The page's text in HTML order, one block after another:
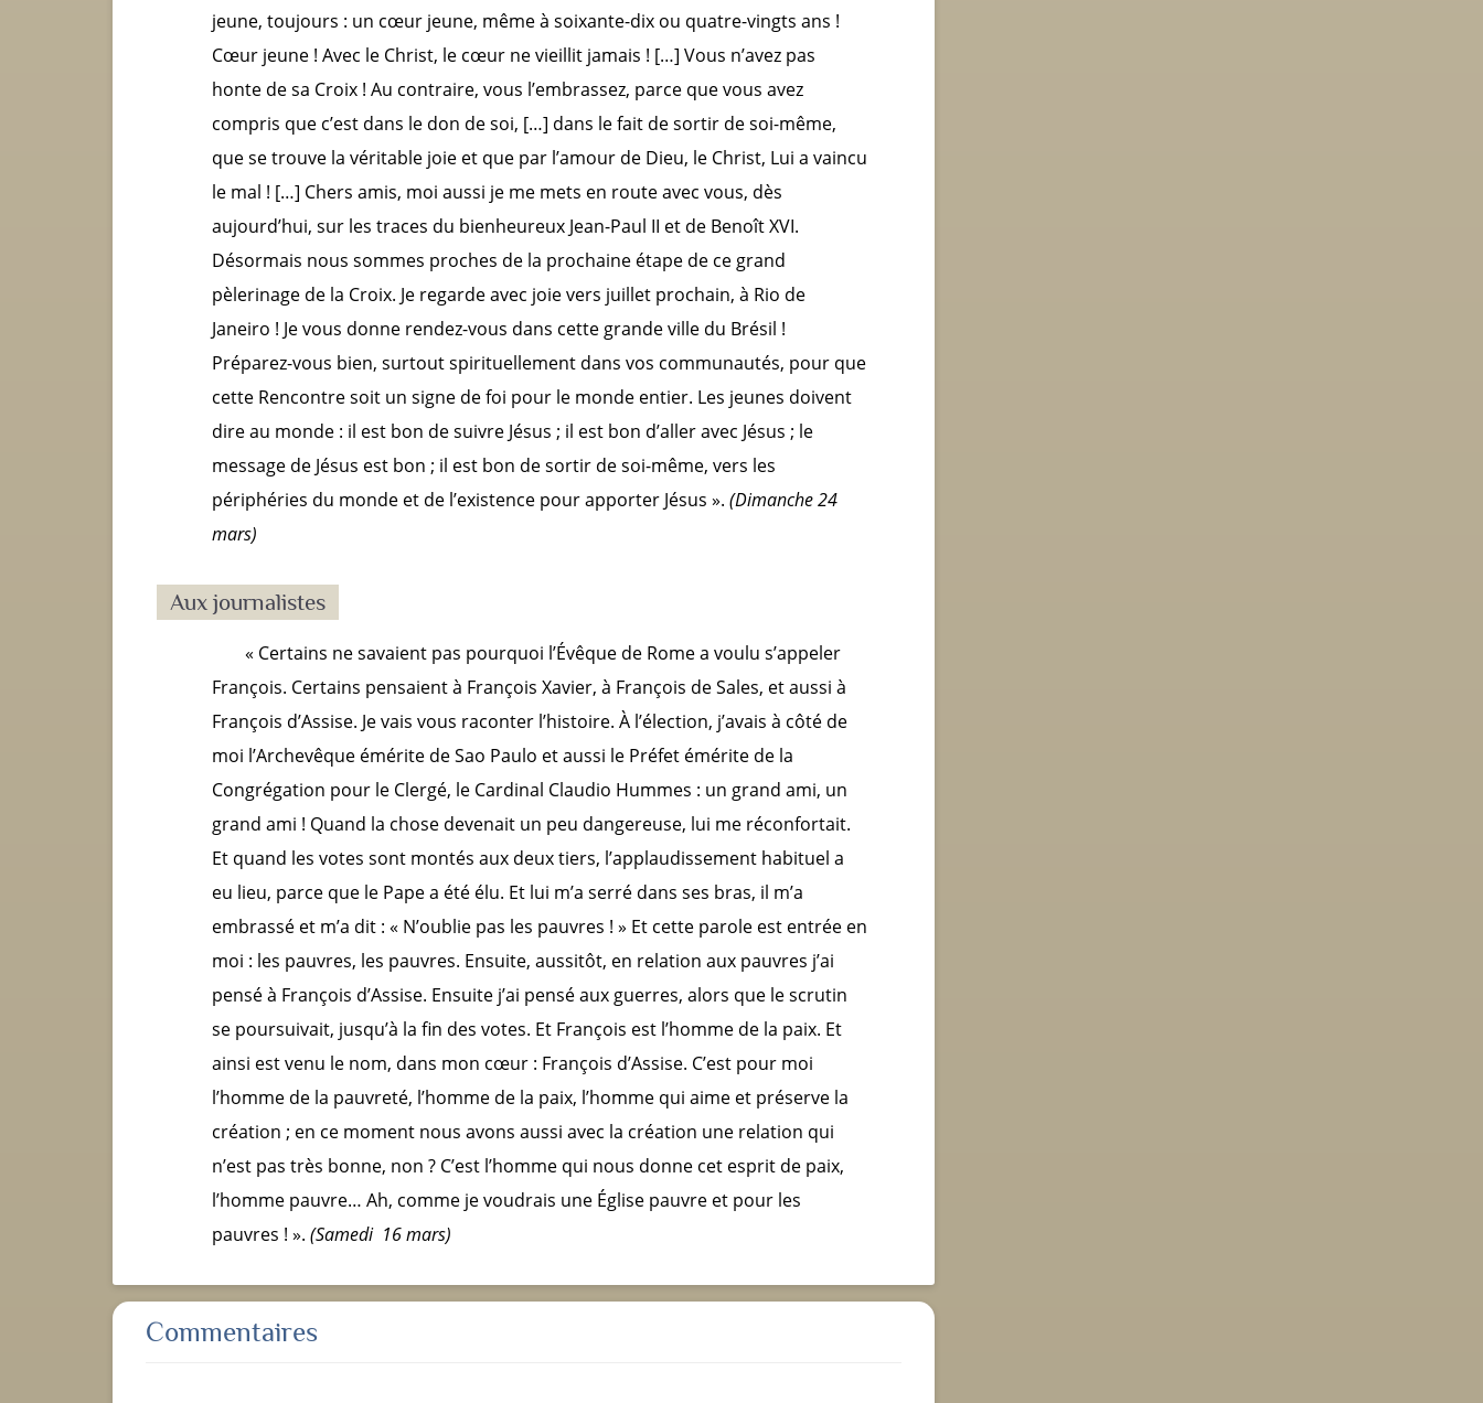
jeune, toujours : un cœur jeune, même à soixante-dix ou quatre-vingts ans !
Cœur jeune ! Avec le Christ, le cœur ne vieillit jamais ! […] Vous n’avez pas
honte de sa Croix ! Au contraire, vous l’embrassez, parce que vous avez
compris que c’est dans le don de soi, […] dans le fait de sortir de soi-même,
que se trouve la véritable joie et que par l’amour de Dieu, le Christ, Lui a vaincu
le mal ! […] Chers amis, moi aussi je me mets en route avec vous, dès
aujourd’hui, sur les traces du bienheureux Jean-Paul II et de Benoît XVI.
Désormais nous sommes proches de la prochaine étape de ce grand
pèlerinage de la Croix. Je regarde avec joie vers juillet prochain, à Rio de
Janeiro ! Je vous donne rendez-vous dans cette grande ville du Brésil !
Préparez-vous bien, surtout spirituellement dans vos communautés, pour que
cette Rencontre soit un signe de foi pour le monde entier. Les jeunes doivent
dire au monde : il est bon de suivre Jésus ; il est bon d’aller avec Jésus ; le
message de Jésus est bon ; il est bon de sortir de soi-même, vers les
périphéries du monde et de l’existence pour apporter Jésus ». (Dimanche 24
mars)
Aux journalistes
« Certains ne savaient pas pourquoi l’Évêque de Rome a voulu s’appeler
François. Certains pensaient à François Xavier, à François de Sales, et aussi à
François d’Assise. Je vais vous raconter l’histoire. À l’élection, j’avais à côté de
moi l’Archevêque émérite de Sao Paulo et aussi le Préfet émérite de la
Congrégation pour le Clergé, le Cardinal Claudio Hummes : un grand ami, un
grand ami ! Quand la chose devenait un peu dangereuse, lui me réconfortait.
Et quand les votes sont montés aux deux tiers, l’applaudissement habituel a
eu lieu, parce que le Pape a été élu. Et lui m’a serré dans ses bras, il m’a
embrassé et m’a dit : « N’oublie pas les pauvres ! » Et cette parole est entrée en
moi : les pauvres, les pauvres. Ensuite, aussitôt, en relation aux pauvres j’ai
pensé à François d’Assise. Ensuite j’ai pensé aux guerres, alors que le scrutin
se poursuivait, jusqu’à la fin des votes. Et François est l’homme de la paix. Et
ainsi est venu le nom, dans mon cœur : François d’Assise. C’est pour moi
l’homme de la pauvreté, l’homme de la paix, l’homme qui aime et préserve la
création ; en ce moment nous avons aussi avec la création une relation qui
n’est pas très bonne, non ? C’est l’homme qui nous donne cet esprit de paix,
l’homme pauvre… Ah, comme je voudrais une Église pauvre et pour les
pauvres ! ». (Samedi 16 mars)
Commentaires